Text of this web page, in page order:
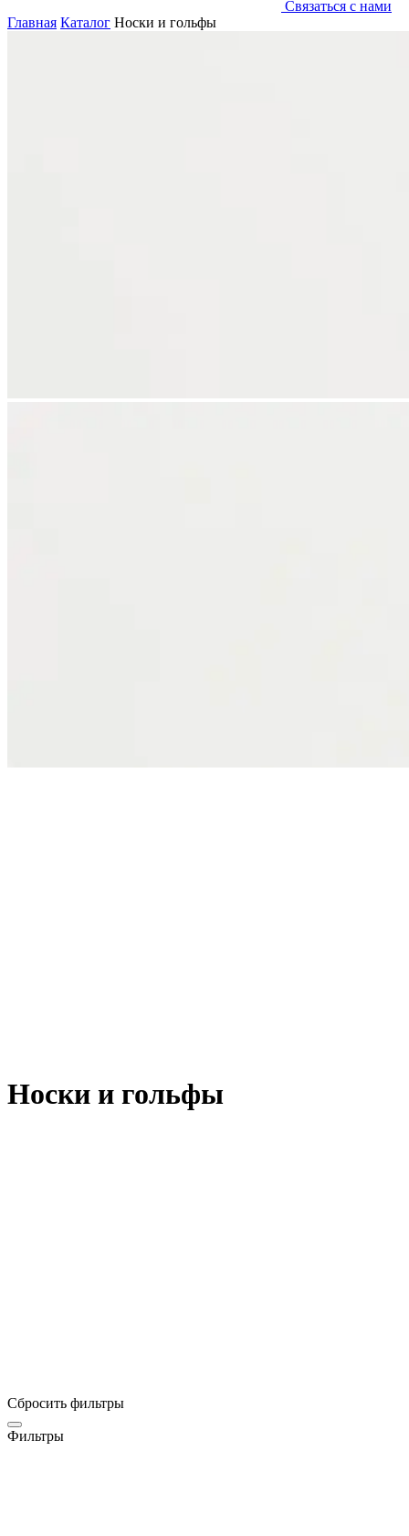
Связаться с нами
Главная Каталог Носки и гольфы
Носки и гольфы
Сбросить фильтры
Фильтры